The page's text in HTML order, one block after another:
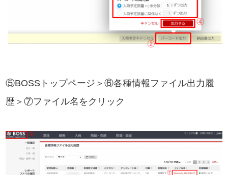
⑤BOSSトップページ＞⑥各種情報ファイル出力履
歴＞⑦ファイル名をクリック